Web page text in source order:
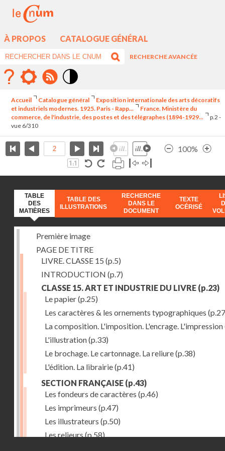
À PROPOS CATALOGUE GÉNÉRAL
RECHERCHE AVANCÉE
élévé
Accueil Catalogue général
Exposition internationale des arts décoratifs
et industriels modernes. 1925. Paris - Rapp...
France. Ministère du
commerce, de l'industrie, des postes et des télégraphes (1894-1929...
p.2 -
vue 6/310
100%
TABLE
DES
MATIÈRES
TABLE DES
ILLUSTRATIONS
RECHERCHE
DANS LE
DOCUMENT
TEXTE
OCÉRISÉ
Première image
PAGE DE TITRE
LIVRE. CLASSE 15 (p.5)
INTRODUCTION (p.7)
CLASSE 15. ART ET INDUSTRIE DU LIVRE (p.23)
Le papier(p.25)
Les caractères & les ornements typographiques
La composition. L'imposition. L'encrage. L'impression
L'illustration(p.33)
Le brochage. Le cartonnage. La reliure(p.38)
L'édition. La librairie(p.41)
SECTION FRANÇAISE (p.43)
Les fondeurs de caractères (p.46)
Les imprimeurs (p.47)
Les illustrateurs (p.50)
Les relieurs (p.58)